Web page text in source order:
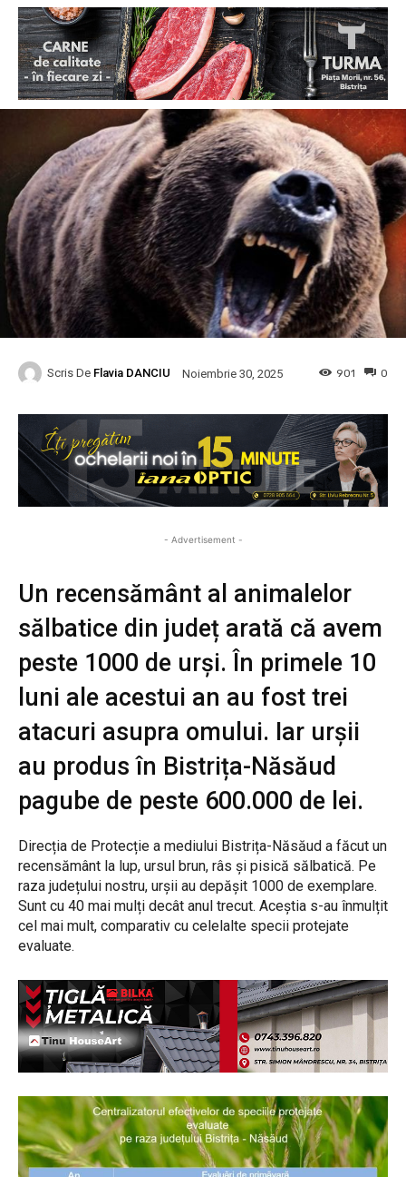
Scris De Flavia DANCIU Noiembrie 30, 2025 0
901
- Advertisement -
Un recensământ al animalelor
sălbatice din județ arată că avem
peste 1000 de urși. În primele 10
luni ale acestui an au fost trei
atacuri asupra omului. Iar urșii
au produs în Bistrița-Năsăud
pagube de peste 600.000 de lei.
Direcția de Protecție a mediului Bistrița-Năsăud a făcut un
recensământ la lup, ursul brun, râs și pisică sălbatică. Pe
raza județului nostru, urșii au depășit 1000 de exemplare.
Sunt cu 40 mai mulți decât anul trecut. Aceștia s-au înmulțit
cel mai mult, comparativ cu celelalte specii protejate
evaluate.